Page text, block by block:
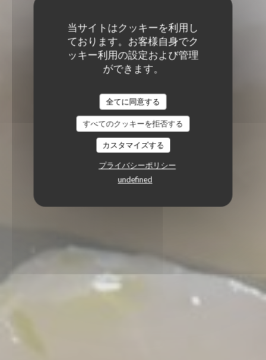
当サイトはクッキーを利用し
ております。お客様自身でク
ッキー利用の設定および管理
ができます。
全てに同意する
すべてのクッキーを拒否する
カスタマイズする
プライバシーポリシー
undefined